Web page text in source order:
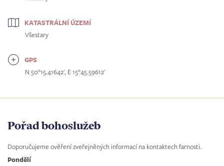
KATASTRÁLNÍ ÚZEMÍ
Všestary
GPS
N 50°15.41642', E 15°45.59612'
Pořad bohoslužeb
Doporučujeme ověření zveřejněných informací na kontaktech farnosti.
Pondělí